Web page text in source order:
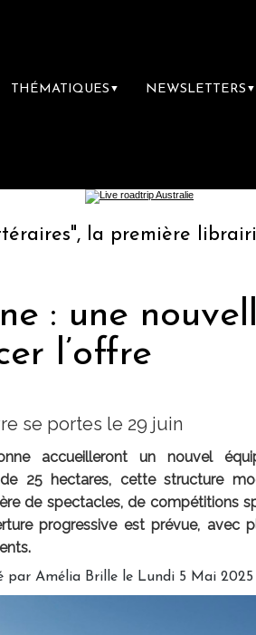
THÉMATIQUES ▼ NEWSLETTERS ▼
première librairie du
: une
l’offre
se portes le 29 juin
accueilleront un nouvel
25 hectares, cette structure
de spectacles, de compétitions
progressive est prévue, avec
par Amélia Brille le Lundi 5 Mai 2025